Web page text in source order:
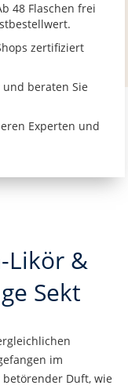
48 Flaschen frei
zertifiziert
und beraten Sie
Experten und
Likör &
Sekt
im
Duft, wie